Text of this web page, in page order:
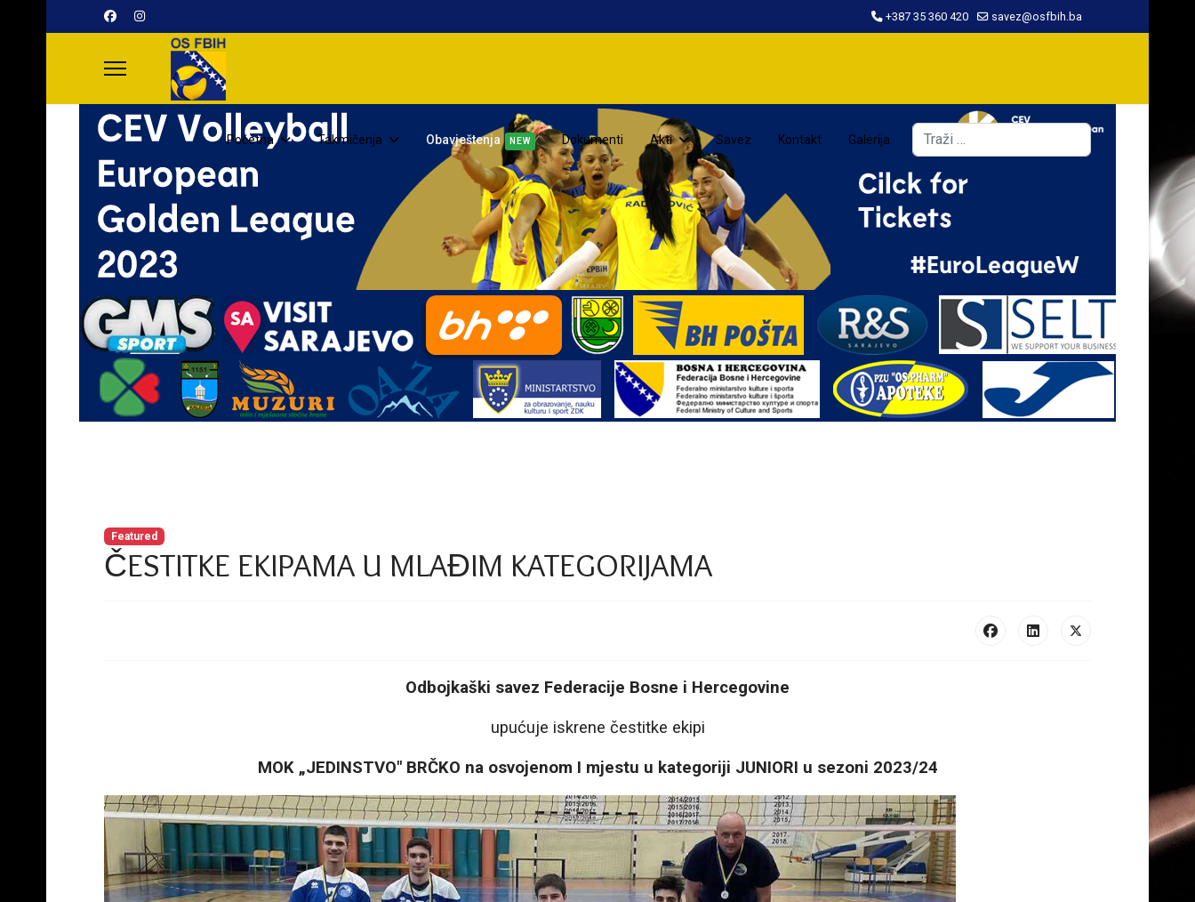
+387 35 360 420 savez@osfbih.ba
Početna Takmičenja Obavještenja NEW Dokumenti Akti Savez Kontakt Galerija Traži
Featured
ČESTITKE EKIPAMA U MLAĐIM KATEGORIJAMA
Odbojkaški savez Federacije Bosne i Hercegovine
upućuje iskrene čestitke ekipi
MOK „JEDINSTVO" BRČKO na osvojenom I mjestu u kategoriji JUNIORI u sezoni 2023/24